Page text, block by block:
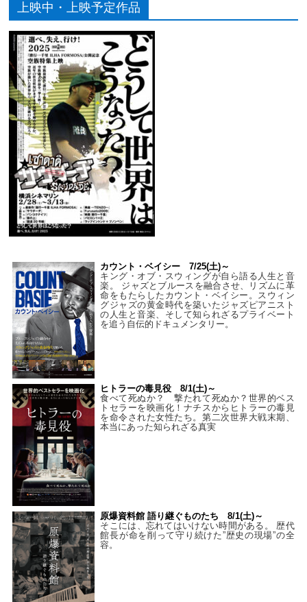
上映中・上映予定作品
カウント・ベイシー 7/25(土)～
キング・オブ・スウィングが自ら語る人生と音
楽。 ジャズとブルースを融合させ、リズムに革
命をもたらしたカウント・ベイシー。スウィン
グジャズの黄金時代を築いたジャズピアニスト
の人生と音楽、そして知られざるプライベート
を追う自伝的ドキュメンタリー。
ヒトラーの毒見役 8/1(土)～
食べて死ぬか？ 撃たれて死ぬか？世界的ベス
トセラーを映画化！ナチスからヒトラーの毒見
を命令された女性たち。第二次世界大戦末期、
本当にあった知られざる真実
原爆資料館 語り継ぐものたち 8/1(土)～
そこには、忘れてはいけない時間がある。 歴代
館長が命を削って守り続けた”歴史の現場”の全
容。